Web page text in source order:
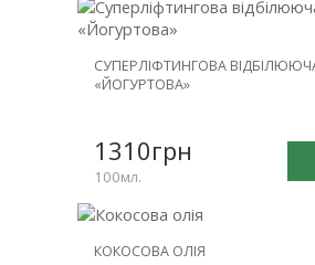
СУПЕРЛІФТИНГОВА
«ЙОГУРТОВА»
1310грн
100мл.
КОКОСОВА ОЛІЯ